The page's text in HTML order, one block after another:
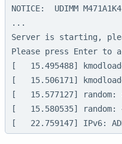
NOTICE:  UDIMM
...
Server is starting,
Please press Enter to
[   15.495488]
[   15.506171]
[   15.577127]
[   15.580535]
[   22.759147] IPv6: